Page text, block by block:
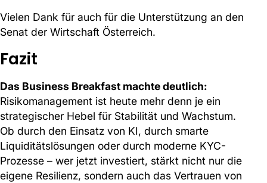
Vielen Dank für auch für die Unterstützung an den
Senat der Wirtschaft Österreich.
Fazit
Das Business Breakfast machte deutlich:
Risikomanagement ist heute mehr denn je ein
strategischer Hebel für Stabilität und Wachstum.
Ob durch den Einsatz von KI, durch smarte
Liquiditätslösungen oder durch moderne KYC-
Prozesse – wer jetzt investiert, stärkt nicht nur die
eigene Resilienz, sondern auch das Vertrauen von